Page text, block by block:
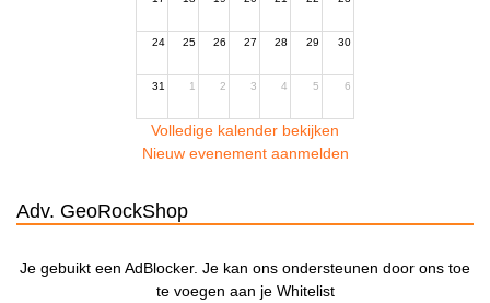
24 25 26 27 28 29 30
31 1 2 3 4 5 6
Volledige kalender bekijken
Nieuw evenement aanmelden
Adv. GeoRockShop
Je gebuikt een AdBlocker. Je kan ons ondersteunen door ons toe
te voegen aan je Whitelist